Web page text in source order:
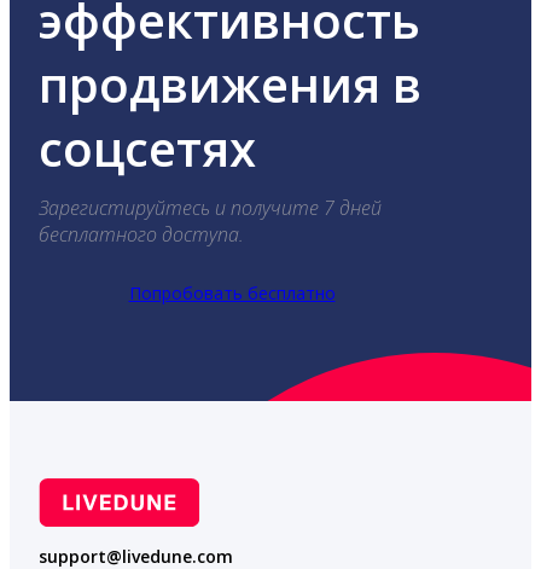
эффективность
продвижения в
соцсетях
Зарегистируйтесь и получите 7 дней
бесплатного доступа.
Попробовать бесплатно
support@livedune.com